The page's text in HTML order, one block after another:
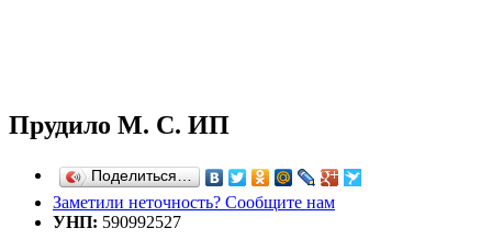
Прудило М. С. ИП
Поделиться…
Заметили неточность? Сообщите нам
УНП: 590992527